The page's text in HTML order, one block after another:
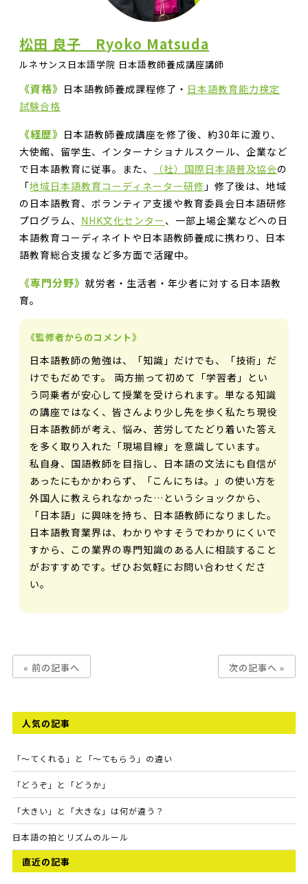
松田 良子 Ryoko Matsuda
ルネサンス日本語学院 日本語教師養成講座講師
《資格》 日本語教師養成課程修了・ 日本語教育能力検定
試験合格
《経歴》 日本語教師養成講座を修了後、約30年に渡り、
大使館、留学生、インターナショナルスクール、企業など
で日本語教育に従事。また、
（社）国際日本語普及協会の
「地域日本語教育コーディネーター研修 」修了後は、地域
の日本語教育、ボランティア支援や教育委員会日本語研修
プログラム、 NHK文化センター、一部上場企業などへの日
本語教育コーディネイトや日本語教師養成に携わり、日本
語教育総合支援など多方面で活躍中。
《専門分野》就労者・生活者・年少者に対する日本語教
育。
《監修者からのコメント》
日本語教師の勉強は、「知識」だけでも、「技術」だ
けでもだめです。 両方揃って初めて「学習者」とい
う同乗者が安心して授業を受けられます。単なる知識
の講座ではなく、皆さんより少し先を歩く私たち現役
日本語教師が考え、悩み、苦労してたどり着いた答え
を多く取り入れた「現場目線」を意識しています。
私自身、国語教師を目指し、日本語の文法にも自信が
あったにもかかわらず、「こんにちは。」の使い方を
外国人に教えられなかった…というショックから、
「日本語」に興味を持ち、日本語教師になりました。
日本語教育業界は、わかりやすそうでわかりにくいで
すから、この業界の専門知識のある人に相談すること
がおすすめです。ぜひお気軽にお問い合わせくださ
い。
« 前の記事へ 次の記事へ »
人気の記事
「～てくれる」と「～てもらう」の違い
「どうぞ」と「どうか」
「大きい」と「大きな」は何が違う？
日本語の拍とリズムのルール
直近の記事